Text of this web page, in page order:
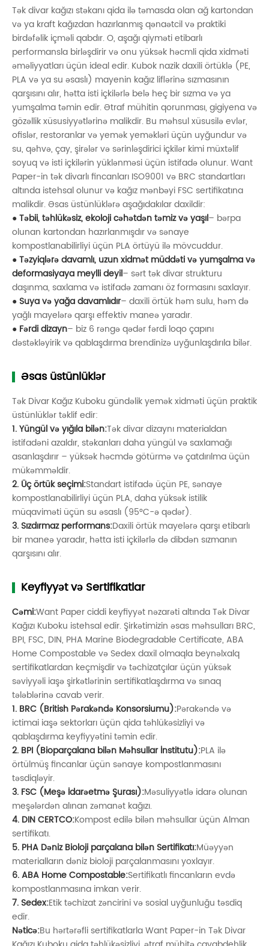
Tək divar kağızı stəkanı qida ilə təmasda olan ağ kartondan
və ya kraft kağızdan hazırlanmış qənaətcil və praktiki
birdəfəlik içməli qabdır. O, aşağı qiyməti etibarlı
performansla birləşdirir və onu yüksək həcmli qida xidməti
əməliyyatları üçün ideal edir. Kubok nazik daxili örtüklə (PE,
PLA və ya su əsaslı) mayenin kağız liflərinə sızmasının
qarşısını alır, hətta isti içkilərlə belə heç bir sızma və ya
yumşalma təmin edir. Ətraf mühitin qorunması, gigiyena və
gözəllik xüsusiyyətlərinə malikdir. Bu məhsul xüsusilə evlər,
ofislər, restoranlar və yemək yeməkləri üçün uyğundur və
su, qəhvə, çay, şirələr və sərinləşdirici içkilər kimi müxtəlif
soyuq və isti içkilərin yüklənməsi üçün istifadə olunur. Want
Paper-in tək divarlı fincanları ISO9001 və BRC standartları
altında istehsal olunur və kağız mənbəyi FSC sertifikatına
malikdir. Əsas üstünlüklərə aşağıdakılar daxildir:
● Təbii, təhlükəsiz, ekoloji cəhətdən təmiz və yaşıl– bərpa
olunan kartondan hazırlanmışdır və sənaye
kompostlanabilirliyi üçün PLA örtüyü ilə mövcuddur.
● Təzyiqlərə davamlı, uzun xidmət müddəti və yumşalma və
deformasiyaya meylli deyil– sərt tək divar strukturu
daşınma, saxlama və istifadə zamanı öz formasını saxlayır.
● Suya və yağa davamlıdır– daxili örtük həm sulu, həm də
yağlı mayelərə qarşı effektiv maneə yaradır.
● Fərdi dizayn– biz 6 rəngə qədər fərdi loqo çapını
dəstəkləyirik və qablaşdırma brendinizə uyğunlaşdırıla bilər.
Əsas üstünlüklər
Tək Divar Kağız Kuboku gündəlik yemək xidməti üçün praktik
üstünlüklər təklif edir:
1. Yüngül və yığıla bilən:Tək divar dizaynı materialdan
istifadəni azaldır, stəkanları daha yüngül və saxlamağı
asanlaşdırır – yüksək həcmdə götürmə və çatdırılma üçün
mükəmməldir.
2. Üç örtük seçimi:Standart istifadə üçün PE, sənaye
kompostlanabilirliyi üçün PLA, daha yüksək istilik
müqaviməti üçün su əsaslı (95°C-ə qədər).
3. Sızdırmaz performans:Daxili örtük mayelərə qarşı etibarlı
bir maneə yaradır, hətta isti içkilərlə də dibdən sızmanın
qarşısını alır.
Keyfiyyət və Sertifikatlar
Cəmi:Want Paper ciddi keyfiyyət nəzarəti altında Tək Divar
Kağızı Kuboku istehsal edir. Şirkətimizin əsas məhsulları BRC,
BPI, FSC, DIN, PHA Marine Biodegradable Certificate, ABA
Home Compostable və Sedex daxil olmaqla beynəlxalq
sertifikatlardan keçmişdir və təchizatçılar üçün yüksək
səviyyəli iaşə şirkətlərinin sertifikatlaşdırma və sınaq
tələblərinə cavab verir.
1. BRC (British Pərakəndə Konsorsiumu):Pərakəndə və
ictimai iaşə sektorları üçün qida təhlükəsizliyi və
qablaşdırma keyfiyyətini təmin edir.
2. BPI (Bioparçalana bilən Məhsullar İnstitutu):PLA ilə
örtülmüş fincanlar üçün sənaye kompostlanmasını
təsdiqləyir.
3. FSC (Meşə İdarəetmə Şurası):Məsuliyyətlə idarə olunan
meşələrdən alınan zəmanət kağızı.
4. DIN CERTCO:Kompost edilə bilən məhsullar üçün Alman
sertifikatı.
5. PHA Dəniz Bioloji parçalana bilən Sertifikatı:Müəyyən
materialların dəniz bioloji parçalanmasını yoxlayır.
6. ABA Home Compostable:Sertifikatlı fincanların evdə
kompostlanmasına imkan verir.
7. Sedex:Etik təchizat zəncirini və sosial uyğunluğu təsdiq
edir.
Nəticə:Bu hərtərəfli sertifikatlarla Want Paper-in Tək Divar